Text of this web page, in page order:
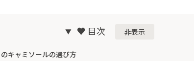
♥ 目次 非表示
キャミソールの選び方